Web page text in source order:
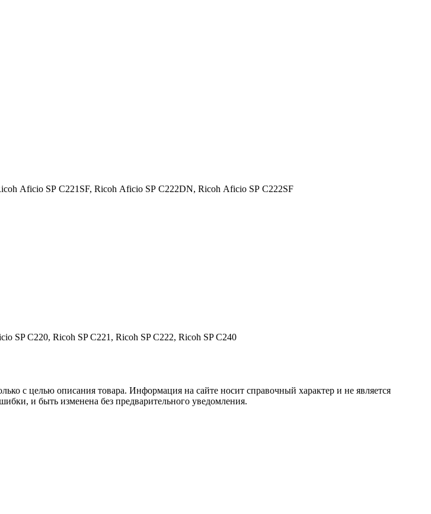
Aficio SP C221SF, Ricoh Aficio SP C222DN, Ricoh Aficio SP C222SF
SP С220, Ricoh SP С221, Ricoh SP С222, Ricoh SP С240
с целью описания товара. Информация на сайте носит справочный характер и не является
и быть изменена без предварительного уведомления.